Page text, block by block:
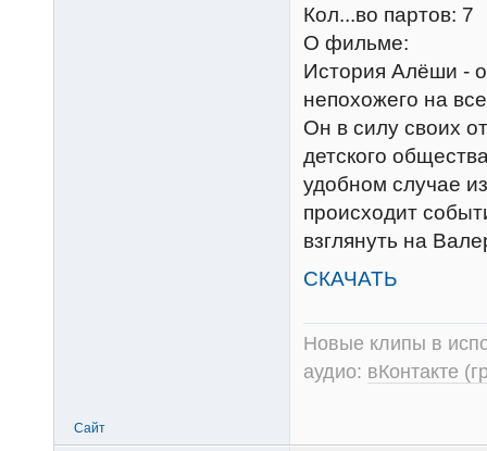
Кол...во партов: 7
О фильме:
История Алёши -
непохожего на
Он в силу своих
детского
удобном случае
происходит
взглянуть на
СКАЧАТЬ
Новые клипы в
аудио: вКонтакте
Сайт